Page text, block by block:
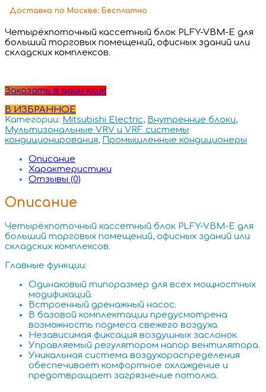
Доставка по Москве: Бесплатно
Четырёхпоточный кассетный блок PLFY-VBM-E для
больший торговых помещений, офисных зданий или
складских комплексов.
Заказать в один клик
В ИЗБРАННОЕ
Категории: Mitsubishi Electric, Внутренние блоки,
Мультизональные VRV и VRF системы
кондиционирования, Промышленные кондиционеры
Описание
Характеристики
Отзывы (0)
Описание
Четырёхпоточный кассетный блок PLFY-VBM-E для
больший торговых помещений, офисных зданий или
складских комплексов.
Главные функции:
Одинаковый типоразмер для всех мощностных
модификаций.
Встроенный дренажный насос.
В базовой комплектации предусмотрена
возможность подмеса свежего воздуха.
Независимая фиксация воздушных заслонок.
Управляемый регулятором напор вентилятора.
Уникальная система воздухораспределения
обеспечивает комфортное охлаждение и
предотвращает загрязнение потолка.